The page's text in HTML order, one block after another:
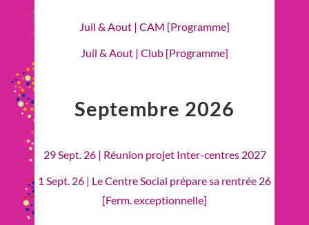
Juil & Aout | CAM [Programme]
Juil & Aout | Club [Programme]
Septembre 2026
29 Sept. 26 | Réunion projet Inter-centres 2027
1 Sept. 26 | Le Centre Social prépare sa rentrée 26
[Ferm. exceptionnelle]